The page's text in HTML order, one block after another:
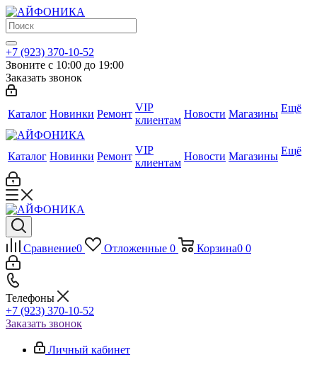
+7 (923) 370-10-52
Звоните с 10:00 до 19:00
Заказать звонок
Каталог Новинки Ремонт
VIP
клиентам
Новости Магазины Ещё
Каталог Новинки Ремонт
VIP
клиентам
Новости Магазины Ещё
Сравнение0 Отложенные 0 Корзина0 0
Телефоны
+7 (923) 370-10-52
Заказать звонок
Личный кабинет